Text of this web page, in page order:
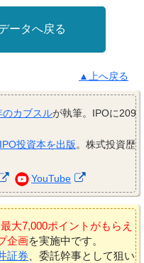
ータへ戻る
▲上へ戻る
のカブスルが執筆。IPOに209
IPO投資本を出版。株式投資歴
YouTube
大7,000ポイントがもらえ
企画を実施中です。
証券 、委託幹事として狙い